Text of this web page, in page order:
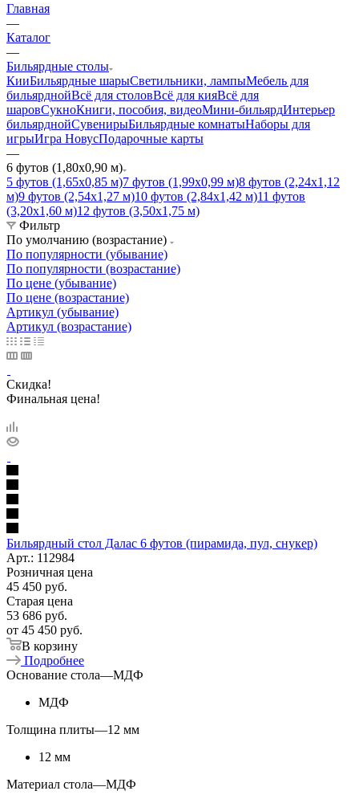
Главная
—
Каталог
—
Бильярдные столы
КииБильярдные шарыСветильники, лампыМебель для
бильярднойВсё для столовВсё для кияВсё для
шаровСукноКниги, пособия, видеоМини-бильярдИнтерьер
бильярднойСувенирыБильярдные комнатыНаборы для
игрыИгра НовусПодарочные карты
—
6 футов (1,80х0,90 м)
5 футов (1,65х0,85 м)7 футов (1,99х0,99 м)8 футов (2,24х1,12
м)9 футов (2,54х1,27 м)10 футов (2,84х1,42 м)11 футов
(3,20х1,60 м)12 футов (3,50х1,75 м)
Фильтр
По умолчанию (возрастание)
По популярности (убывание)
По популярности (возрастание)
По цене (убывание)
По цене (возрастание)
Артикул (убывание)
Артикул (возрастание)
Скидка!
Финальная цена!
Бильярдный стол Далас 6 футов (пирамида, пул, снукер)
Арт.: 112984
Розничная цена
45 450 руб.
Старая цена
53 686 руб.
от 45 450 руб.
В корзину
Подробнее
Основание стола—МДФ
МДФ
Толщина плиты—12 мм
12 мм
Материал стола—МДФ